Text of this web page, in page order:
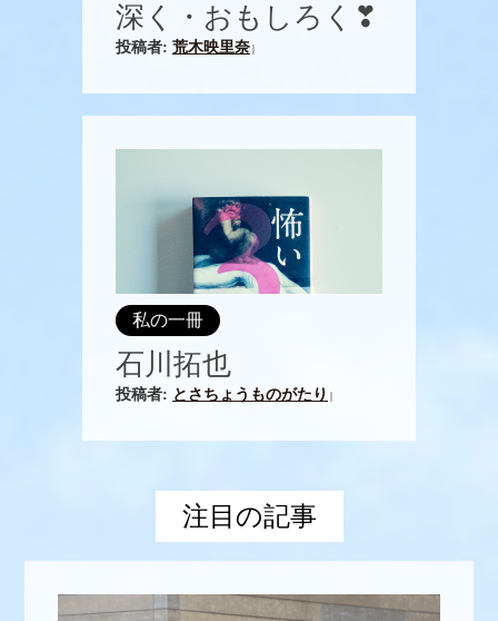
深く・おもしろく❣
投稿者: 荒木映里奈
私の一冊
石川拓也
投稿者: とさちょうものがたり
注目の記事